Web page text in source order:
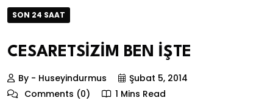
SON 24 SAAT
CESARETSİZİM BEN İŞTE
By - Huseyindurmus
Şubat 5, 2014
Comments (0)
1 Mins Read